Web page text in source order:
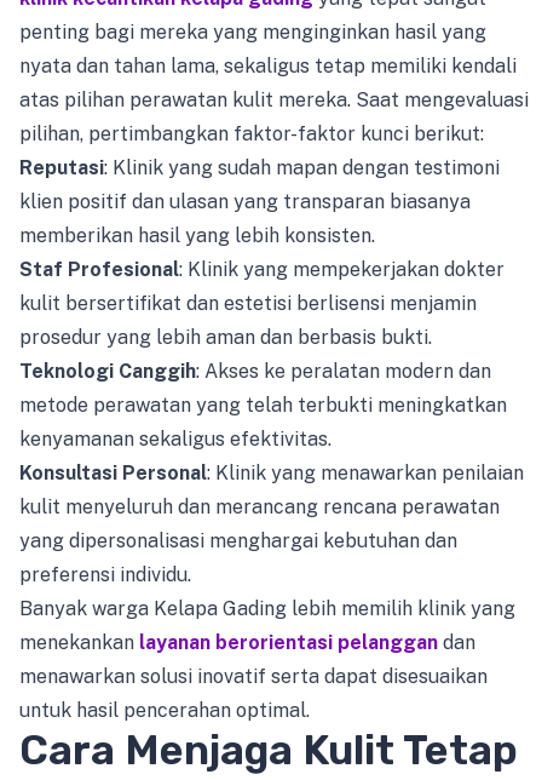
penting bagi mereka yang menginginkan hasil yang
nyata dan tahan lama, sekaligus tetap memiliki kendali
atas pilihan perawatan kulit mereka. Saat mengevaluasi
pilihan, pertimbangkan faktor-faktor kunci berikut:
Reputasi: Klinik yang sudah mapan dengan testimoni
klien positif dan ulasan yang transparan biasanya
memberikan hasil yang lebih konsisten.
Staf Profesional: Klinik yang mempekerjakan dokter
kulit bersertifikat dan estetisi berlisensi menjamin
prosedur yang lebih aman dan berbasis bukti.
Teknologi Canggih: Akses ke peralatan modern dan
metode perawatan yang telah terbukti meningkatkan
kenyamanan sekaligus efektivitas.
Konsultasi Personal: Klinik yang menawarkan penilaian
kulit menyeluruh dan merancang rencana perawatan
yang dipersonalisasi menghargai kebutuhan dan
preferensi individu.
Banyak warga Kelapa Gading lebih memilih klinik yang
menekankan layanan berorientasi pelanggan dan
menawarkan solusi inovatif serta dapat disesuaikan
untuk hasil pencerahan optimal.
Cara Menjaga Kulit Tetap